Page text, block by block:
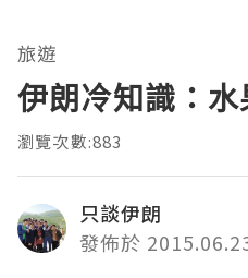
旅遊
伊朗冷知識：
瀏覽次數:883
只談伊朗
發佈於